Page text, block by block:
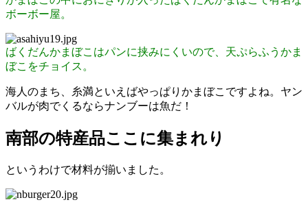
ボーボー屋。
ばくだんかまぼこはパンに挟みにくいので、天ぷらふうかま
ぼこをチョイス。
海人のまち、糸満といえばやっぱりかまぼこですよね。ヤン
バルが肉でくるならナンブーは魚だ！
南部の特産品ここに集まれり
というわけで材料が揃いました。